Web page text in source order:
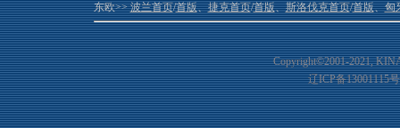
东欧>>波兰首页/首版、捷克首页/首版、斯洛伐克首页/首版、匈
Copyright©2001-2021,
辽ICP备13001115